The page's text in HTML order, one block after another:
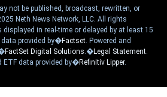
not be published, broadcast, rewritten, or
Neth News Network, LLC. All rights
displayed in real-time or delayed by at least 15
provided by�Factset. Powered and
FactSet Digital Solutions.�Legal Statement.
ETF data provided by�Refinitiv Lipper.